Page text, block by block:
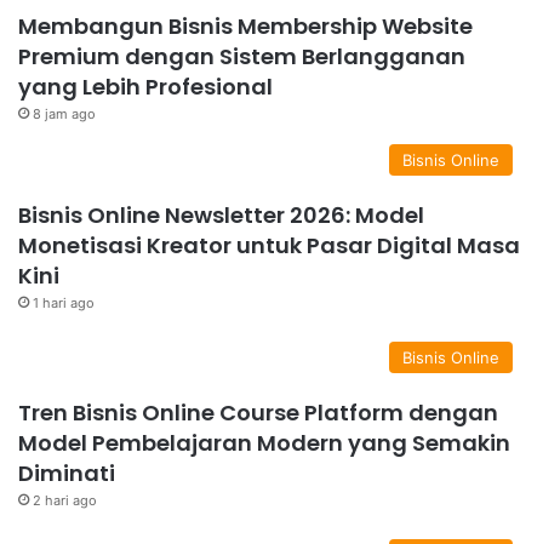
Membangun Bisnis Membership Website
Premium dengan Sistem Berlangganan
yang Lebih Profesional
8 jam ago
Bisnis Online
Bisnis Online Newsletter 2026: Model
Monetisasi Kreator untuk Pasar Digital Masa
Kini
1 hari ago
Bisnis Online
Tren Bisnis Online Course Platform dengan
Model Pembelajaran Modern yang Semakin
Diminati
2 hari ago